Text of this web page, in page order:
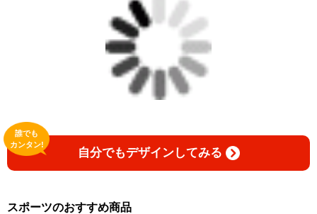
自分でもデザインしてみる
誰でも
カンタン!
スポーツのおすすめ商品